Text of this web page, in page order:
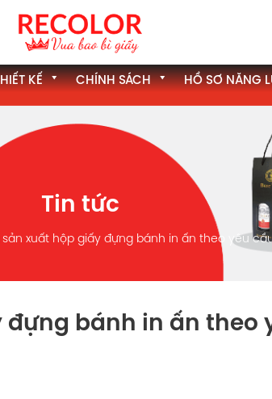
KẾ CHÍNH SÁCH HỒ SƠ NĂNG
Tin tức
sản xuất hộp giấy đựng bánh in ấn theo yêu
bánh in ấn theo